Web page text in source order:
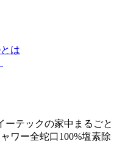
は
ーテックの家中まるごと
ワー全蛇口100%塩素除